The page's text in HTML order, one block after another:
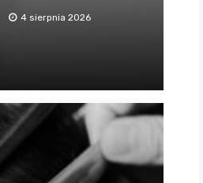
4 sierpnia 2026